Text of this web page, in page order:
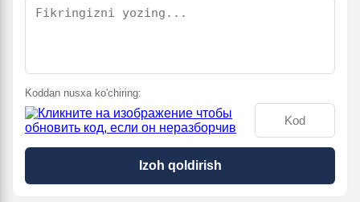
Koddan nusxa ko'chiring:
Izoh qoldirish